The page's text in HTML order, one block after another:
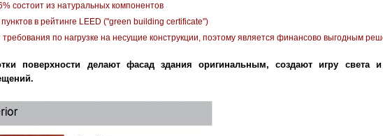
состоит из натуральных компонентов
в рейтинге LEED ("green building certificate")
по нагрузке на несущие конструкции, поэтому является финансово выгодным
поверхности делают фасад здания оригинальным, создают игру